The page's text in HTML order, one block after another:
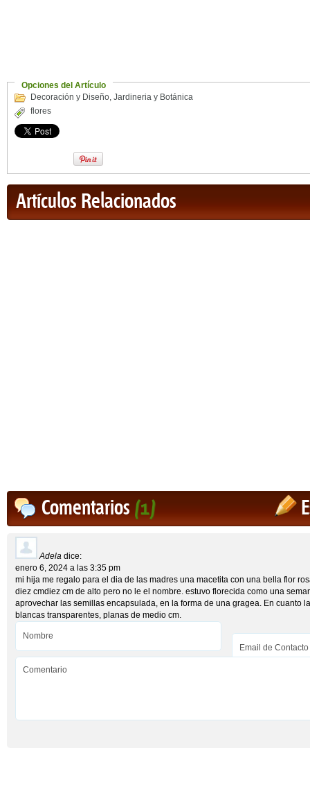
Opciones del Artículo
Decoración y Diseño, Jardineria y Botánica
flores
Artículos Relacionados
Comentarios(1)
Adela dice:
enero 6, 2024 a las 3:35 pm
mi hija me regalo para el dia de las madres una macetita con una bella flor
diez cmdiez cm de alto pero no le el nombre. estuvo florecida como una
aprovechar las semillas encapsulada, en la forma de una gragea. En cuanto
blancas transparentes, planas de medio cm.